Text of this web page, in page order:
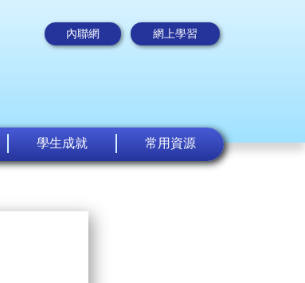
內聯網 網上學習
學生成就 常用資源